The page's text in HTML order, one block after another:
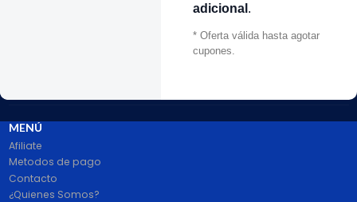
adicional .
* Oferta válida hasta agotar
cupones.
# 1 en Repuestos Electrodomésticos En Colombia.
MENÚ
Afiliate
Metodos de pago
Contacto
¿Quienes Somos?